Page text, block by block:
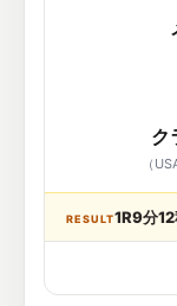
ク
（
RESULT1R9分